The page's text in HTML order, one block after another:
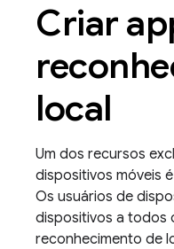
Criar
local
Um dos recursos
dispositivos móveis
Os usuários de
dispositivos a todos
reconhecimento de